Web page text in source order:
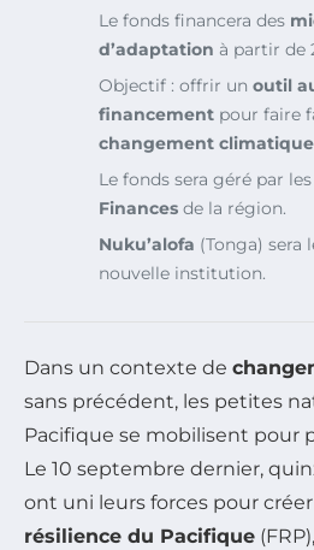
Le fonds financera des
d’adaptation à partir de
Objectif : offrir un outil
financement pour faire
changement climatique
Le fonds sera géré par les
Finances de la région.
Nuku’alofa (Tonga) sera
nouvelle institution.
Dans un contexte de
sans précédent, les petites
Pacifique se mobilisent pour
Le 10 septembre dernier,
ont uni leurs forces pour créer
résilience du Pacifique